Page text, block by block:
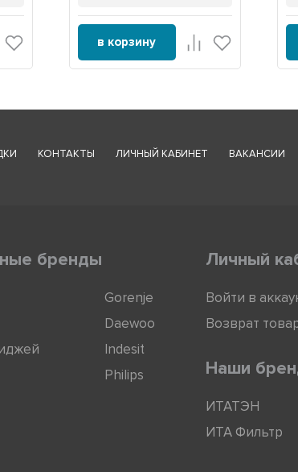
в корзину
КОНТАКТЫ ЛИЧНЫЙ КАБИНЕТ ВАКАНСИИ
бренды
Gorenje
Daewoo
Indesit
Philips
Личный
Войти в
Возврат
Наши
ИТАТЭН
ИТА Фильтр